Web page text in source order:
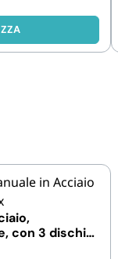
con 3 dischi